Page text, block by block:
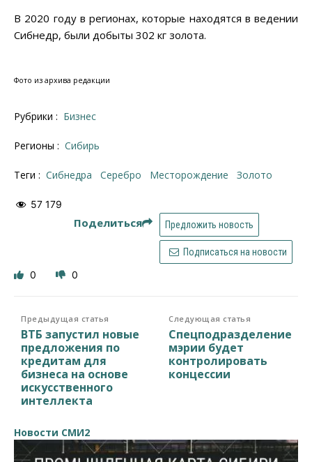
В 2020 году в регионах, которые находятся в ведении
Сибнедр, были добыты 302 кг золота.
Фото из архива редакции
Рубрики : Бизнес
Регионы : Сибирь
Теги : Сибнедра серебро месторождение золото
57 179
Поделиться Предложить новость
Подписаться на новости
0 0
Предыдущая статья
ВТБ запустил новые
предложения по
кредитам для
бизнеса на основе
искусственного
интеллекта
Следующая статья
Спецподразделение
мэрии будет
контролировать
концессии
Новости СМИ2